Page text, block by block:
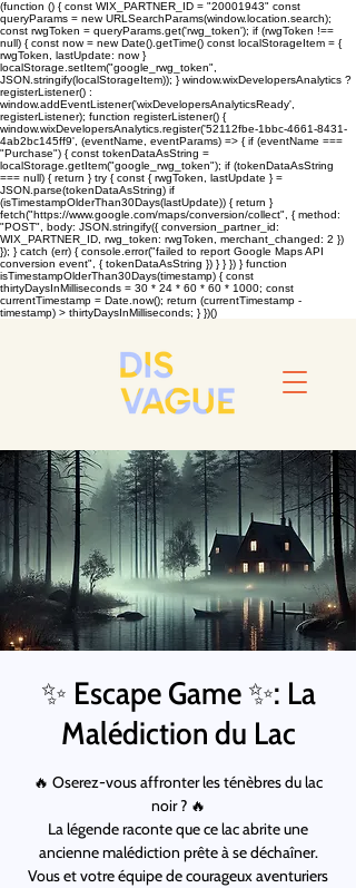
(function () { const WIX_PARTNER_ID = "20001943" const
queryParams = new URLSearchParams(window.location.search);
const rwgToken = queryParams.get('rwg_token'); if (rwgToken !==
null) { const now = new Date().getTime() const localStorageItem = {
rwgToken, lastUpdate: now }
localStorage.setItem("google_rwg_token",
JSON.stringify(localStorageItem)); } window.wixDevelopersAnalytics ?
registerListener() :
window.addEventListener('wixDevelopersAnalyticsReady',
registerListener); function registerListener() {
window.wixDevelopersAnalytics.register('52112fbe-1bbc-4661-8431-
4ab2bc145ff9', (eventName, eventParams) => { if (eventName ===
"Purchase") { const tokenDataAsString =
localStorage.getItem("google_rwg_token"); if (tokenDataAsString
=== null) { return } try { const { rwgToken, lastUpdate } =
JSON.parse(tokenDataAsString) if
(isTimestampOlderThan30Days(lastUpdate)) { return }
fetch("https://www.google.com/maps/conversion/collect", { method:
"POST", body: JSON.stringify({ conversion_partner_id:
WIX_PARTNER_ID, rwg_token: rwgToken, merchant_changed: 2 })
}); } catch (err) { console.error("failed to report Google Maps API
conversion event", { tokenDataAsString }) } } }) } function
isTimestampOlderThan30Days(timestamp) { const
thirtyDaysInMilliseconds = 30 * 24 * 60 * 60 * 1000; const
currentTimestamp = Date.now(); return (currentTimestamp -
timestamp) > thirtyDaysInMilliseconds; } })()
✨ Escape Game ✨: La
Malédiction du Lac
🔥 Oserez-vous affronter les ténèbres du lac
noir ? 🔥
La légende raconte que ce lac abrite une
ancienne malédiction prête à se déchaîner.
Vous et votre équipe de courageux aventuriers